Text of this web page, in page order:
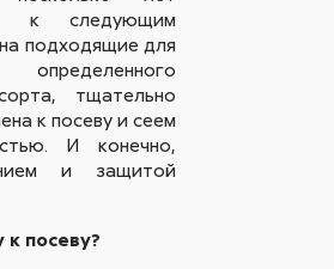
к следующим
подходящие для
тщательно
к посеву и сеем
И конечно,
и защитой
к посеву?